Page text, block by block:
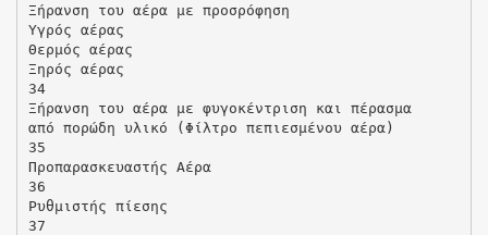
Ξήρανση του αέρα µε προσρόφηση
Υγρός αέρας
Θερµός αέρας
Ξηρός αέρας
34
Ξήρανση του αέρα µε φυγοκέντριση και πέρασµα
από πορώδη υλικό (Φίλτρο πεπιεσµένου αέρα)
35
Προπαρασκευαστής Αέρα
36
Ρυθµιστής πίεσης
37